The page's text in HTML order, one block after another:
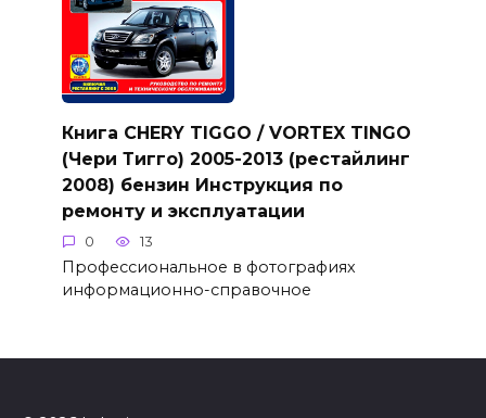
Книга CHERY TIGGO / VORTEX TINGO
(Чери Тигго) 2005-2013 (рестайлинг
2008) бензин Инструкция по
ремонту и эксплуатации
0 13
Профессиональное в фотографиях
информационно-справочное